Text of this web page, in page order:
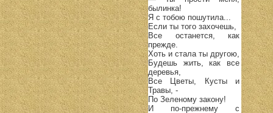
былинка!
Я с тобою пошутила...
Если ты того захочешь,
Все останется, как
прежде.
Хоть и стала ты другою,
Будешь жить, как все
деревья,
Все Цветы, Кусты и
Травы, -
По Зеленому закону!
И по-прежнему с